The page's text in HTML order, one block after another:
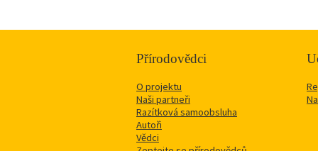
Přírodovědci
O projektu
Naši partneři
Razítková samoobsluha
Autoři
Vědci